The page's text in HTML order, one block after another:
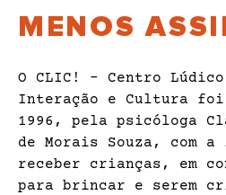
MENOS
O CLIC! – Centro
Interação e Cultura foi
1996, pela psicóloga
de Morais Souza, com a
receber crianças, em
para brincar e serem